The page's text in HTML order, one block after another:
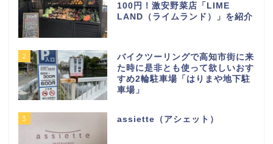
100円！激安野菜店「LIME
LAND（ライムランド）」を紹介
2
バイクツーリングで高知市街に来
た時に是非とも使って欲しいおす
すめ2輪駐車場「はりまや地下駐
車場」
3 assiette（アシェット）